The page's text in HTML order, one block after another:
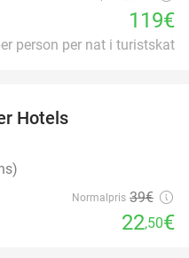
119€
person per nat i turistskat
Hotels
Normalpris 39€
22,50€